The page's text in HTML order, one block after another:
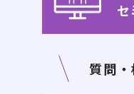
セ
質問・